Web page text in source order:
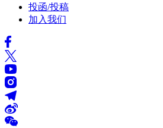
投函/投稿
加入我们